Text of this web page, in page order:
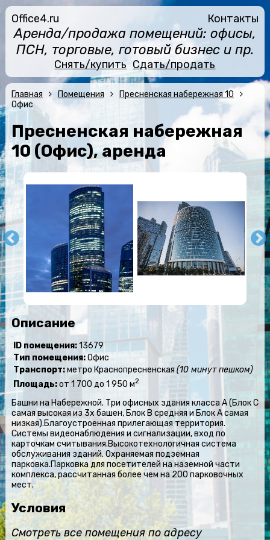
Office4.ru Контакты
Аренда/продажа помещений: офисы,
ПСН, торговые, готовый бизнес и пр.
Снять/купить Сдать/продать
Главная Помещения
Пресненская набережная 10
Офис
Пресненская набережная
10 (Офис), аренда
Описание
ID помещения:13679
Тип помещения:Офис
Транспорт:метро Краснопресненская (10 минут пешком)
Площадь:от 1 700 до 1 950 м2
Башни на Набережной. Три офисных здания класса А (Блок С
самая высокая из 3х башен, Блок В средняя и Блок А самая
низкая).Благоустроенная прилегающая территория.
Системы видеонаблюдения и сигнализации, вход по
карточкам считывания.Высокотехнологичная система
обслуживания зданий. Охраняемая подземная
парковка.Парковка для посетителей на наземной части
комплекса, рассчитанная более чем на 200 парковочных
мест.
Условия
Смотреть все помещения по адресу